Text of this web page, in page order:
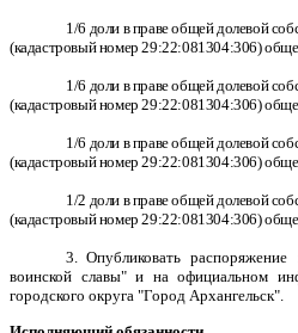
1/6 доли в праве общей долевой
(кадастровый номер 29:22:081304:306)
1/6 доли в праве общей долевой
(кадастровый номер 29:22:081304:306)
1/6 доли в праве общей долевой
(кадастровый номер 29:22:081304:306)
1/2 доли в праве общей долевой
(кадастровый номер 29:22:081304:306)
3. Опубликовать
воинской славы" и на официальном
городского округа "Город Архангельск".